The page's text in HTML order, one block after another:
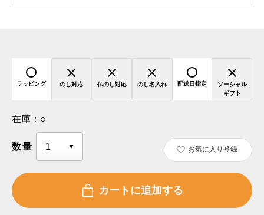
ラッピング のし対応 仏のし対応 のし名入れ 配送日指定
ソーシャル
ギフト
在庫： ○
数量 お気に入り登録